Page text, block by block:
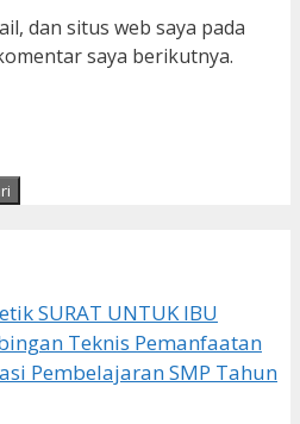
dan situs web saya pada
saya berikutnya.
SURAT UNTUK IBU
Teknis Pemanfaatan
Pembelajaran SMP Tahun